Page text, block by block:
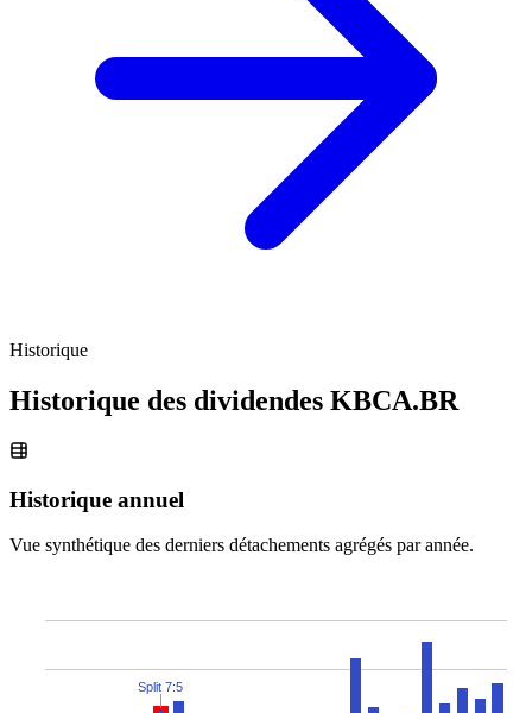
Historique
Historique des dividendes KBCA.BR
Historique annuel
Vue synthétique des derniers détachements agrégés par année.
Split 7:5